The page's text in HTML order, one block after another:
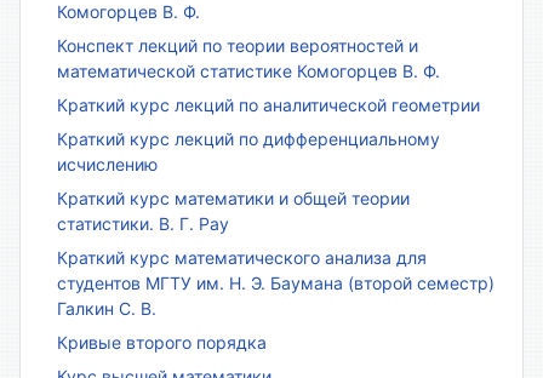
Комогорцев В. Ф.
Конспект лекций по теории вероятностей и
математической статистике Комогорцев В. Ф.
Краткий курс лекций по аналитической геометрии
Краткий курс лекций по дифференциальному
исчислению
Краткий курс математики и общей теории
статистики. В. Г. Рау
Краткий курс математического анализа для
студентов МГТУ им. Н. Э. Баумана (второй семестр)
Галкин С. В.
Кривые второго порядка